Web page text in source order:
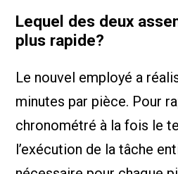
Lequel des deux
plus rapide?
Le nouvel employé a
minutes par pièce. Pour
chronométré à la fois le
l’exécution de la tâche